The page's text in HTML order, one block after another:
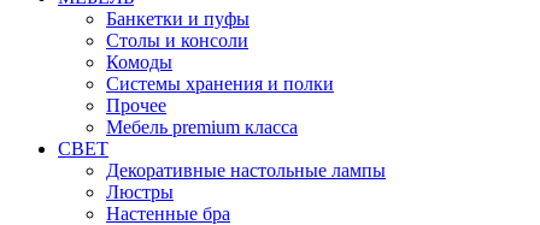
Банкетки и пуфы
Столы и консоли
Комоды
Системы хранения и полки
Прочее
Мебель premium класса
СВЕТ
Декоративные настольные лампы
Люстры
Настенные бра